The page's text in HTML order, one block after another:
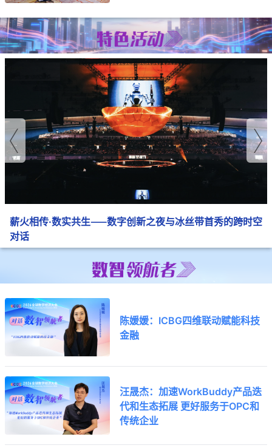
薪火相传·数实共生——数字创新之夜与冰丝带首秀的跨时空
对话
陈媛媛：ICBG四维联动赋能科技
金融
汪晟杰：加速WorkBuddy产品迭
代和生态拓展 更好服务于OPC和
传统企业